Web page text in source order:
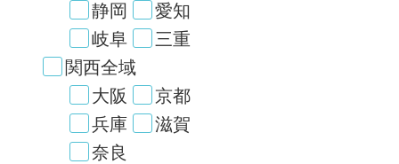
静岡
愛知
岐阜
三重
関西全域
大阪
京都
兵庫
滋賀
奈良